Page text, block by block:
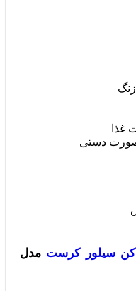
صورت دستی
سیلور کرست مدل